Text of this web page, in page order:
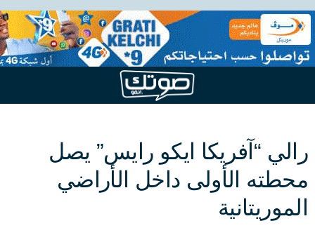
رالي “آفريكا ايكو رايس” يصل
محطته الأولى داخل الأراضي
الموريتانية